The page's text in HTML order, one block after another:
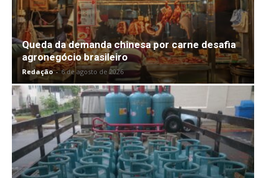
Queda da demanda chinesa por carne desafia
agronegócio brasileiro
Redação - 6 de agosto de 2026